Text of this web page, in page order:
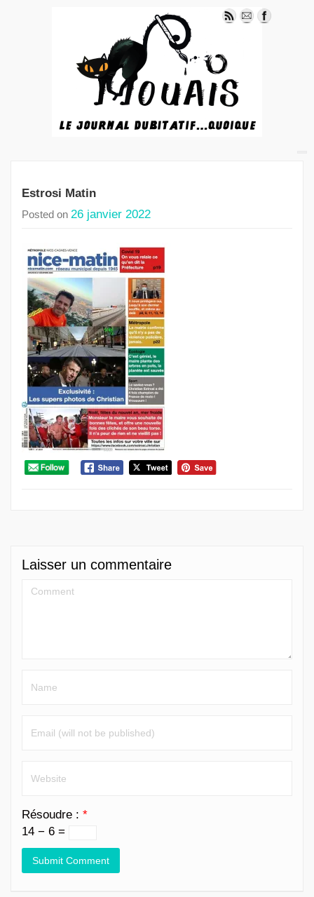
Estrosi Matin
Posted on 26 janvier 2022
Laisser un commentaire
Résoudre : *
14 − 6 =